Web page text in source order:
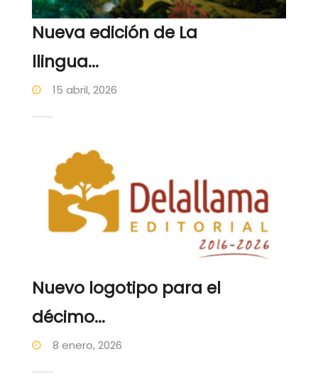
Nueva edición de La
llingua...
15 abril, 2026
Nuevo logotipo para el
décimo...
8 enero, 2026